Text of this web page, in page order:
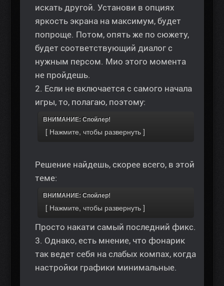
искать другой. Установи в опциях
яркость экрана на максимум, будет
попроще. Потом, опять же по сюжету,
будет соответствующий диалог с
нужным персом. Мио этого момента
не пройдешь.
2. Если не включается с самого начала
игры, то, полагаю, поэтому:
ВНИМАНИЕ: Спойлер!
Решение найдешь, скорее всего, в этой
теме:
ВНИМАНИЕ: Спойлер!
Просто накати самый последний фикс.
3. Однако, есть мнение, что фонарик
так ведет себя на слабых компах, когда
настройки графики минимальные.